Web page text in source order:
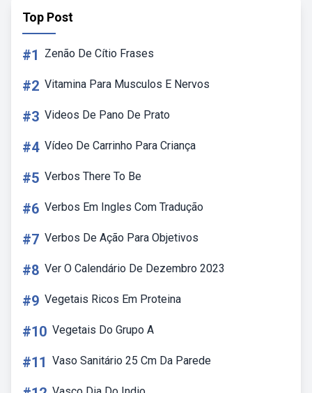
Top Post
#1 Zenão De Cítio Frases
#2 Vitamina Para Musculos E Nervos
#3 Videos De Pano De Prato
#4 Vídeo De Carrinho Para Criança
#5 Verbos There To Be
#6 Verbos Em Ingles Com Tradução
#7 Verbos De Ação Para Objetivos
#8 Ver O Calendário De Dezembro 2023
#9 Vegetais Ricos Em Proteina
#10 Vegetais Do Grupo A
#11 Vaso Sanitário 25 Cm Da Parede